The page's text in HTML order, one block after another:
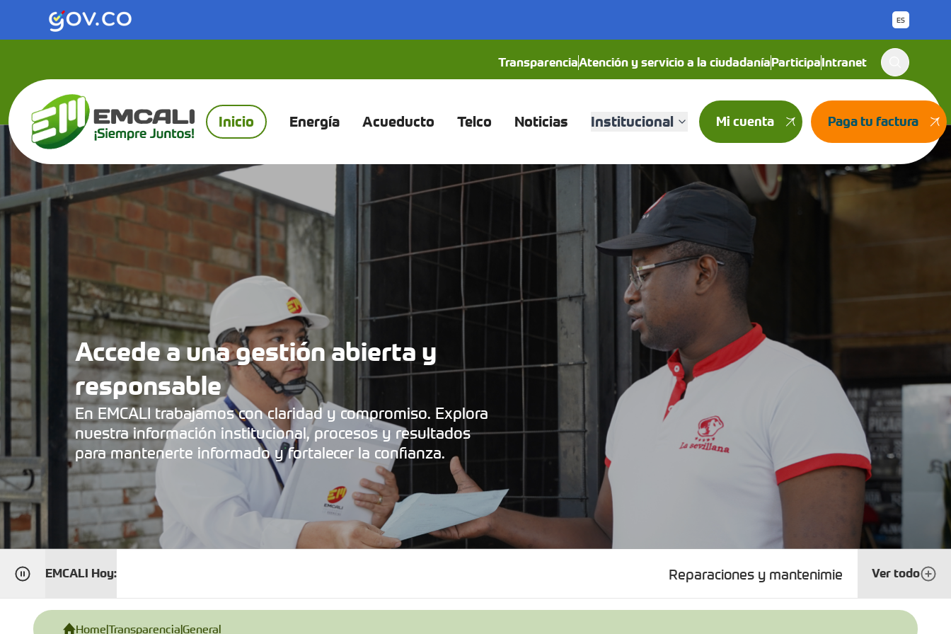
Saltar al contenido principal